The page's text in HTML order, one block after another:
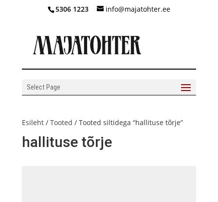
5306 1223 info@majatohter.ee
Select Page
Esileht/ Tooted / Tooted siltidega “hallituse tõrje”
hallituse tõrje